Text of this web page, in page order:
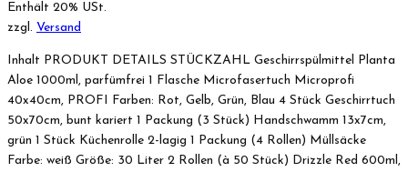
Enthält 20% USt.
zzgl. Versand
Inhalt PRODUKT DETAILS STÜCKZAHL Geschirrspülmittel Planta
Aloe 1000ml, parfümfrei 1 Flasche Microfasertuch Microprofi
40x40cm, PROFI Farben: Rot, Gelb, Grün, Blau 4 Stück Geschirrtuch
50x70cm, bunt kariert 1 Packung (3 Stück) Handschwamm 13x7cm,
grün 1 Stück Küchenrolle 2-lagig 1 Packung (4 Rollen) Müllsäcke
Farbe: weiß Größe: 30 Liter 2 Rollen (à 50 Stück) Drizzle Red 600ml,